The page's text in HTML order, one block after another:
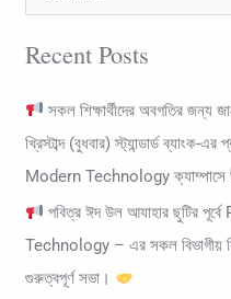
a
Recent Posts
সকল শিক্ষার্থীদের অবগতির জন্য
খ্রিস্টাব্দ (বুধবার) স্ট্যান্ডার্ড
Modern Technology ক্যাম্পাসে
পবিত্র ঈদ উল আযাহার ছুটির
Technology – এর সকল বিভাগীয়
গুরুত্বপূর্ণ সভা।